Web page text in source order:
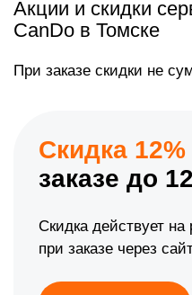
Акции и скидки
CanDo в Томске
При заказе скидки не
Скидка 12%
заказе до
Скидка действует
при заказе через